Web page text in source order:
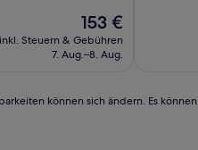
Der
Preis
beträgt
153 €
inkl. Steuern & Gebühren
7. Aug.–8. Aug.
können sich ändern. Es können